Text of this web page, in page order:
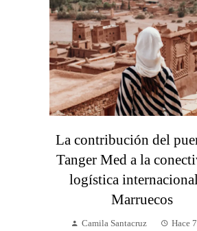
La contribución del
Tanger Med a la
logística
Marruecos
Camila Santacruz Hace